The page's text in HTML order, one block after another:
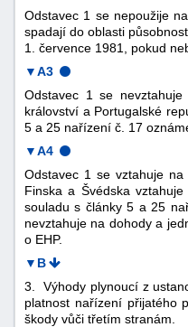
Odstavec 1 se nepoužije
spadají do oblasti
1. července 1981, pokud
▼A3
Odstavec 1 se
království a Portugalské
5 a 25 nařízení č. 17
▼A4
Odstavec 1 se vztahuje
Finska a Švédska
souladu s články 5 a 25
nevztahuje na dohody a
o EHP.
▼B
3. Výhody plynoucí z
platnost nařízení přijatého
škody vůči třetím stranám.